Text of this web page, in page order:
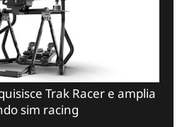
Trak Racer e amplia
sim racing